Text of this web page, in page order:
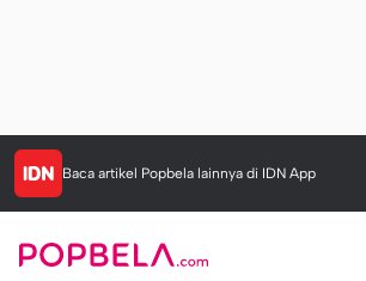
Baca artikel Popbela lainnya di IDN App